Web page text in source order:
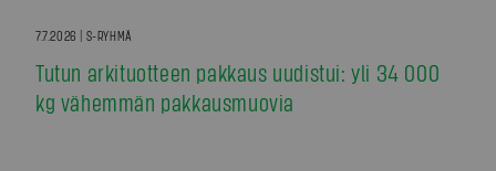
7.7.2026 | S-RYHMÄ
Tutun arkituotteen pakkaus uudistui: yli 34 000
kg vähemmän pakkausmuovia